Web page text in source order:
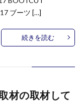
ブーツ […]
続きを読む
材の取材して